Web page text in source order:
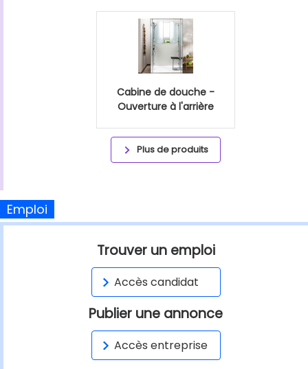
Cabine de douche -
Ouverture à l'arrière
Plus de produits
Emploi
Trouver un emploi
Accès candidat
Publier une annonce
Accès entreprise